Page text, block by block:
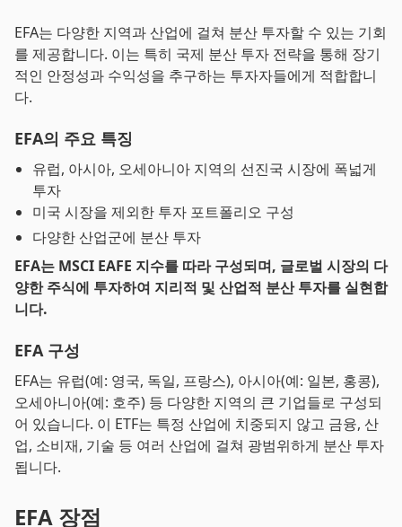
EFA는 다양한 지역과 산업에 걸쳐 분산 투자할 수 있는 기회
를 제공합니다. 이는 특히 국제 분산 투자 전략을 통해 장기
적인 안정성과 수익성을 추구하는 투자자들에게 적합합니
다.
EFA의 주요 특징
유럽, 아시아, 오세아니아 지역의 선진국 시장에 폭넓게
투자
미국 시장을 제외한 투자 포트폴리오 구성
다양한 산업군에 분산 투자
EFA는 MSCI EAFE 지수를 따라 구성되며, 글로벌 시장의 다
양한 주식에 투자하여 지리적 및 산업적 분산 투자를 실현합
니다.
EFA 구성
EFA는 유럽(예: 영국, 독일, 프랑스), 아시아(예: 일본, 홍콩),
오세아니아(예: 호주) 등 다양한 지역의 큰 기업들로 구성되
어 있습니다. 이 ETF는 특정 산업에 치중되지 않고 금융, 산
업, 소비재, 기술 등 여러 산업에 걸쳐 광범위하게 분산 투자
됩니다.
EFA 장점